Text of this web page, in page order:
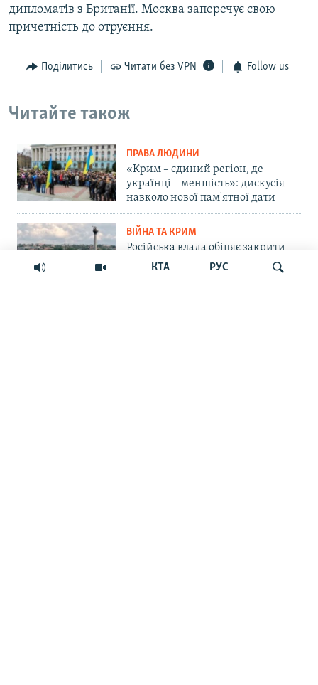
КТА РУС
дипломатів з Британії. Москва заперечує свою
причетність до отруєння.
Поділитись Читати без VPN Follow us
Читайте також
ПРАВА ЛЮДИНИ
«Крим – єдиний регіон, де
українці – меншість»: дискусія
навколо нової пам'ятної дати
ВІЙНА ТА КРИМ
Російська влада обіцяє закрити
морський шлях українським
БпЛА до Севастополя. Чи реально